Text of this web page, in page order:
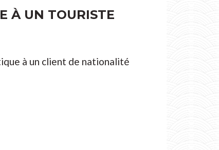
À UN TOURISTE
à un client de nationalité